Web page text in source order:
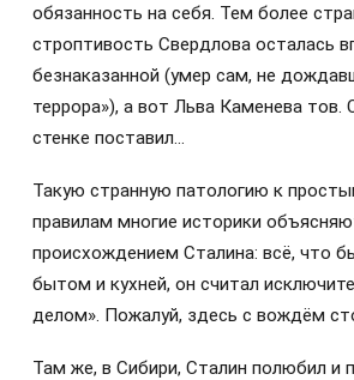
обязанность на себя. Тем более
строптивость Свердлова осталась
безнаказанной (умер сам, не
террора»), а вот Льва Каменева тов.
стенке поставил…
Такую странную патологию к
правилам многие историки
происхождением Сталина: всё, что
бытом и кухней, он считал
делом». Пожалуй, здесь с вождём
Там же, в Сибири, Сталин полюбил и